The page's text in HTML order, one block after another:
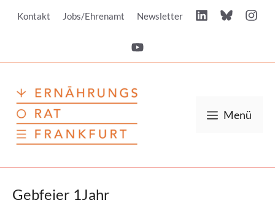
InhaltKontakt Jobs/Ehrenamt Newsletter
Menü
Gebfeier 1Jahr